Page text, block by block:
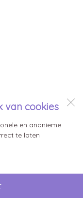
van cookies
en anonieme
te laten